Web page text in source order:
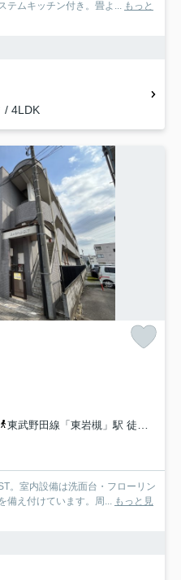
テムキッチン付き。畳よ... もっと
/ 4LDK
東武野田線「東岩槻」駅 徒歩20分
。室内設備は洗面台・フローリン
備え付けています。周... もっと見